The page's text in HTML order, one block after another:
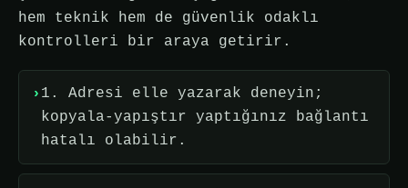
hem teknik hem de güvenlik odaklı
kontrolleri bir araya getirir.
1. Adresi elle yazarak deneyin;
kopyala-yapıştır yaptığınız bağlantı
hatalı olabilir.